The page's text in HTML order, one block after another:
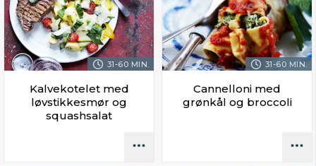
31-60 MIN.
Kalvekotelet med
løvstikkesmør og
squashsalat
31-60 MIN.
Cannelloni med
grønkål og broccoli